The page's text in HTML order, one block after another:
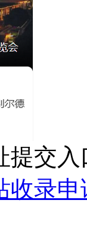
提交入
收录申